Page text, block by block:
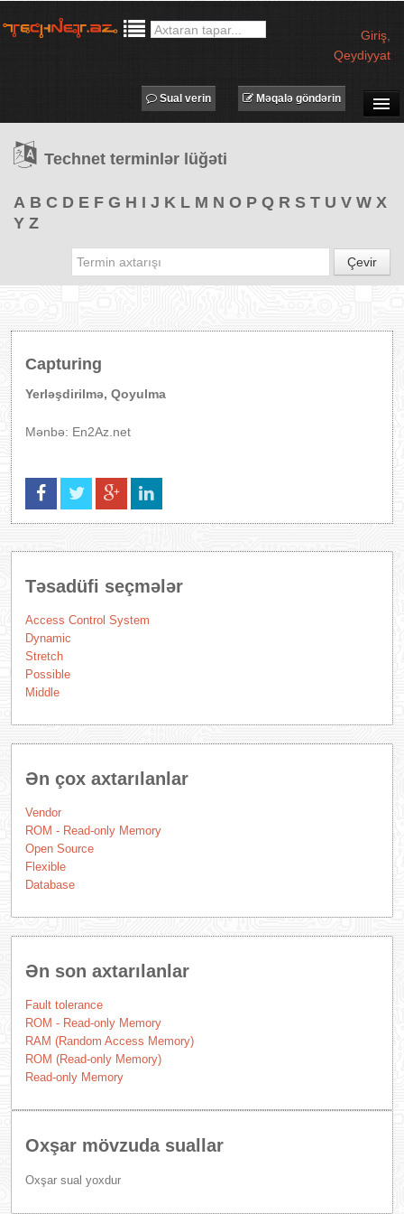
Giriş
Qeydiyyat
TƏDBİRLƏR
PROQRAMLAR
Məqalə göndərin
Sual verin
Technet terminlər lüğəti
A B C D E F G H I J K L M N O P Q R S T U V W X
Y Z
Çevir
Capturing
Yerləşdirilmə, Qoyulma
Mənbə: En2Az.net
Təsadüfi seçmələr
Access Control System
Dynamic
Stretch
Possible
Middle
Ən çox axtarılanlar
Vendor
ROM - Read-only Memory
Open Source
Flexible
Database
Ən son axtarılanlar
Fault tolerance
ROM - Read-only Memory
RAM (Random Access Memory)
ROM (Read-only Memory)
Read-only Memory
Oxşar mövzuda suallar
Oxşar sual yoxdur